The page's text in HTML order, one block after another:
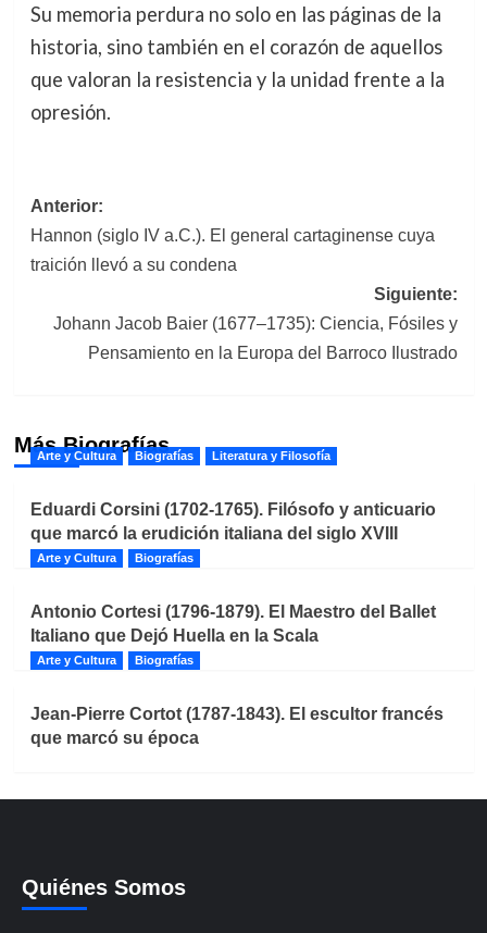
Su memoria perdura no solo en las páginas de la
historia, sino también en el corazón de aquellos
que valoran la resistencia y la unidad frente a la
opresión.
Navegación
de
Anterior:
Hannon (siglo IV a.C.). El general cartaginense cuya
traición llevó a su condena
Siguiente:
Johann Jacob Baier (1677–1735): Ciencia, Fósiles y
Pensamiento en la Europa del Barroco Ilustrado
Más Biografías
Arte y Cultura Biografías Literatura y Filosofía
Eduardi Corsini (1702-1765). Filósofo y anticuario
que marcó la erudición italiana del siglo XVIII
Arte y Cultura Biografías
Antonio Cortesi (1796-1879). El Maestro del Ballet
Italiano que Dejó Huella en la Scala
Arte y Cultura Biografías
Jean-Pierre Cortot (1787-1843). El escultor francés
que marcó su época
Quiénes Somos